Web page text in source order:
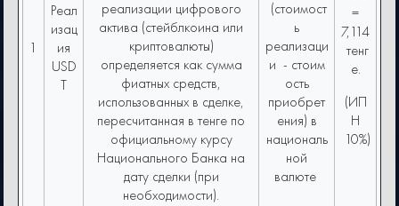
1
Реал
изац
ия
USD
T
реализации цифрового
актива (стейблкоина или
криптовалюты)
определяется как сумма
фиатных средств,
использованных в сделке,
пересчитанная в тенге по
официальному курсу
Национального Банка на
дату сделки (при
необходимости).
(cтоимост
ь
реализаци
и - стоим
ость
приобрет
ения) в
националь
ной
валюте
=
7,114
тенг
е.
(ИП
Н
10%)